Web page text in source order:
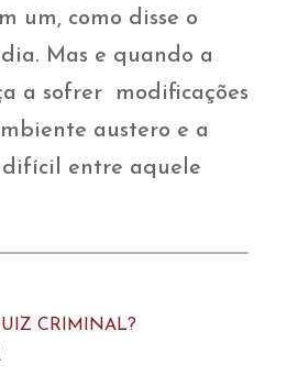
um, como disse o
Mas e quando a
a sofrer modificações
austero e a
entre aquele
CRIMINAL?